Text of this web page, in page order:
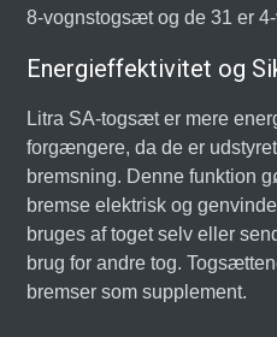
8-vognstogsæt og de 31 er
Energieffektivitet og
Litra SA-togsæt er mere
forgængere, da de er
bremsning. Denne funktion
bremse elektrisk og
bruges af toget selv eller
brug for andre tog.
bremser som supplement.